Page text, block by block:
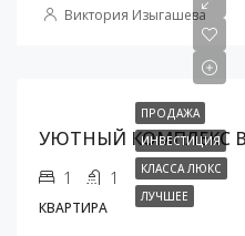
Виктория Изыгашева
ПРОДАЖА
ИНВЕСТИЦИЯ
КЛАССА ЛЮКС
ЛУЧШЕЕ
УЮТНЫЙ КОМПЛЕКС
1 1
КВАРТИРА